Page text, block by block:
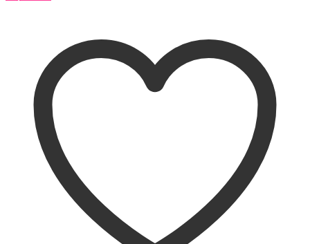
varyasyonu
var.
Seçenekler
ürün
sayfasından
seçilebilir